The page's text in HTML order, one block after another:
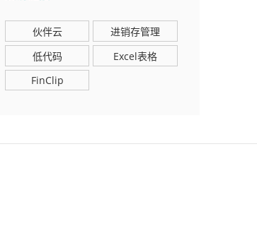
伙伴云
进销存管理
低代码
Excel表格
FinClip